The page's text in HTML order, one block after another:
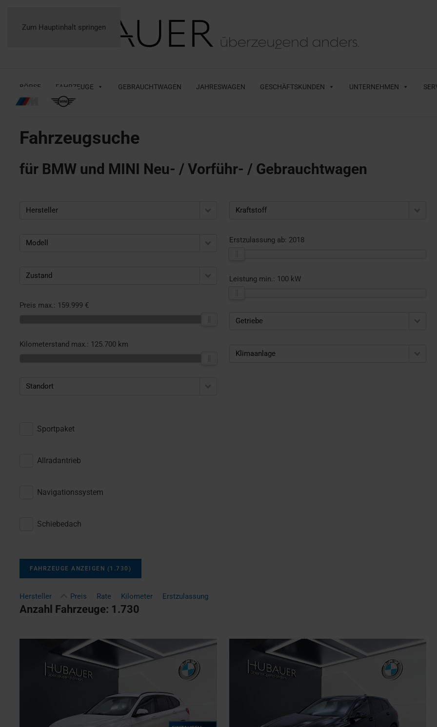
Zum Hauptinhalt springen
BÖRSE FAHRZEUGE GEBRAUCHTWAGEN JAHRESWAGEN GESCHÄFTSKUNDEN UNTERNEHMEN
Fahrzeugsuche
für BMW und MINI Neu- / Vorführ- / Gebrauchtwagen
Hersteller
Modell
Zustand
Preis max.: 159.999 €
Kilometerstand max.: 125.700 km
Standort
Kraftstoff
Erstzulassung ab: 2018
Leistung min.: 100 kW
Getriebe
Klimaanlage
Sportpaket
Allradantrieb
Navigationssystem
Schiebedach
FAHRZEUGE ANZEIGEN (1.730 )
Hersteller Preis Rate Kilometer Erstzulassung
Anzahl Fahrzeuge: 1.730